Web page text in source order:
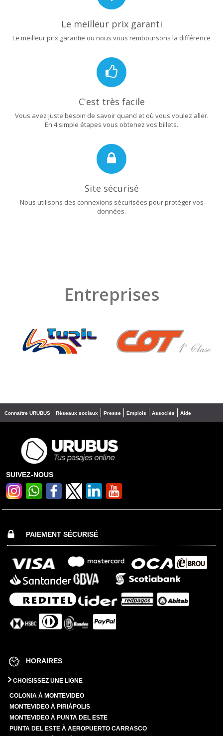
Le meilleur prix garanti
Le meilleur prix garantie ou nous vous remboursons la différence
C'est très facile
Vous avez juste besoin de savoir quand et où vous voulez aller.
En 4 simple étapes vous obtenez vos billets.
Site sécurisé
Nous utilisons des connexions sécurisées pour protéger vos
données.
Entreprises
❮ ❯
Connaître URUBUS Réseaux sociaux Presse Emplois Associés Aide
SUIVEZ-NOUS
PAIEMENT SÉCURISÉ
HORAIRES
CHOISISSEZ UNE LIGNE
COLONIA À MONTEVIDEO
MONTEVIDEO À PIRIÁPOLIS
MONTEVIDEO À PUNTA DEL ESTE
PUNTA DEL ESTE À AEROPUERTO CARRASCO